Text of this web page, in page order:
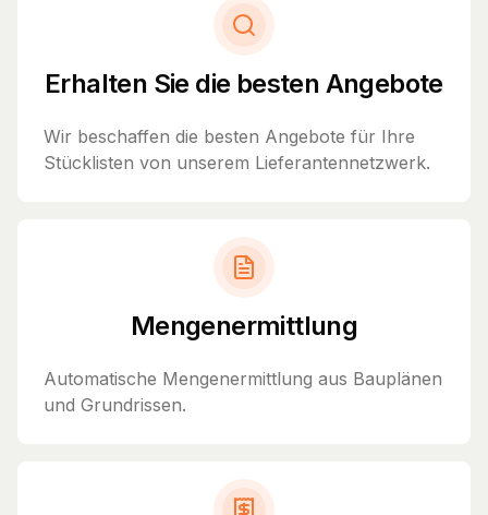
Erhalten Sie die besten Angebote
Wir beschaffen die besten Angebote für Ihre
Stücklisten von unserem Lieferantennetzwerk.
Mengenermittlung
Automatische Mengenermittlung aus Bauplänen
und Grundrissen.